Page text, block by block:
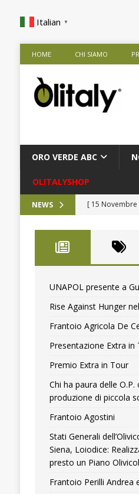
Italian ▼
HOME CHI SIAMO
ORO VERDE ABC
OLITALYSHOP
NEWS [ 15 Novembre
[ 28 Agosto
[ 9 Agosto
[ 4 Agosto
[ 4 Aprile 2018
UNAPOL presente a
Rise Against Hunger
Frantoio Agricola De
Presentazione Extra in
Premio Extra in Tour
Chi ha paura delle O.P.
produzione di piccola
Frantoio Agostini
Stati Generali
Siena, Loiodice:
presto un Piano
Frantoio Perilli Andrea